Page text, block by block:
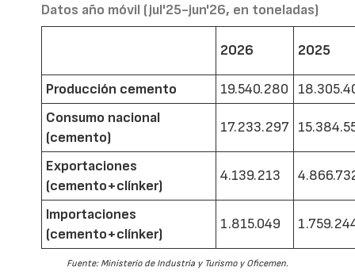
Datos año móvil (jul'25-jun'26, en toneladas)
2026 2025
Producción cemento 19.540.280
Consumo nacional
(cemento)
17.233.297
Exportaciones
(cemento+clínker)
4.139.213
Importaciones
(cemento+clínker)
1.815.049
Fuente: Ministerio de Industria y Turismo y Oficemen.